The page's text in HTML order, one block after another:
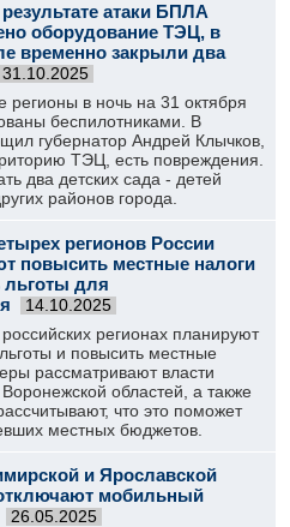
атаки БПЛА
оборудование ТЭЦ, в
временно закрыли два
31.10.2025
регионы в ночь на 31 октября
беспилотниками. В
губернатор Андрей Клычков,
ТЭЦ, есть повреждения.
два детских сада - детей
районов города.
регионов России
повысить местные налоги
льготы для
14.10.2025
регионах планируют
и повысить местные
рассматривают власти
областей, а также
что это поможет
местных бюджетов.
и Ярославской
мобильный
26.05.2025